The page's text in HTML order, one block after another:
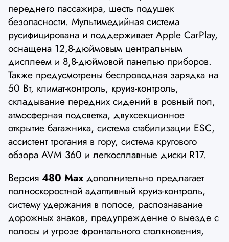
переднего пассажира, шесть подушек
безопасности. Мультимедийная система
русифицирована и поддерживает Apple CarPlay,
оснащена 12,8-дюймовым центральным
дисплеем и 8,8-дюймовой панелью приборов.
Также предусмотрены беспроводная зарядка на
50 Вт, климат-контроль, круиз-контроль,
складывание передних сидений в ровный пол,
атмосферная подсветка, двухсекционное
открытие багажника, система стабилизации ESC,
ассистент трогания в гору, система кругового
обзора AVM 360 и легкосплавные диски R17.
Версия 480 Max дополнительно предлагает
полноскоростной адаптивный круиз-контроль,
систему удержания в полосе, распознавание
дорожных знаков, предупреждение о выезде с
полосы и угрозе фронтального столкновения,